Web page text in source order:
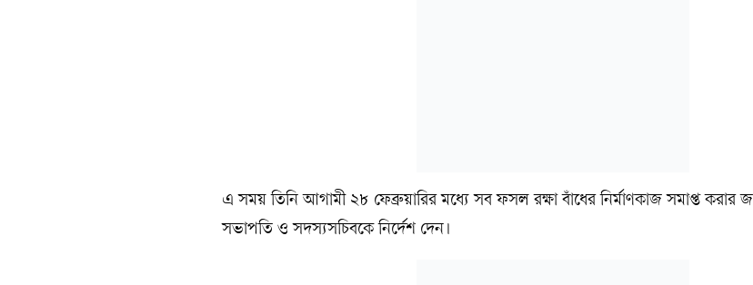
এ সময় তিনি আগামী ২৮ ফেব্রুয়ারির মধ্যে সব ফসল রক্ষা বাঁধের নির্মাণকাজ সমাপ্ত করার জন্য
সভাপতি ও সদস্যসচিবকে নির্দেশ দেন।